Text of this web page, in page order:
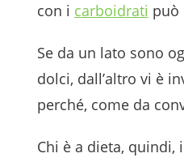
con i carboidrati può
Se da un lato sono
dolci, dall’altro vi è
perché, come da
Chi è a dieta,